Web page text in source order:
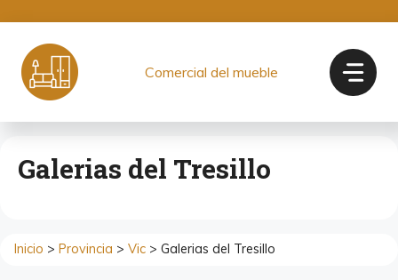
contenido
Comercial del mueble
Galerias del Tresillo
Inicio > Provincia > Vic > Galerias del Tresillo